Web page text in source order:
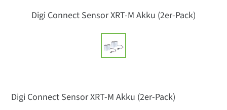
Digi Connect Sensor XRT-M Akku (2er-Pack)
Digi Connect Sensor XRT-M Akku (2er-Pack)